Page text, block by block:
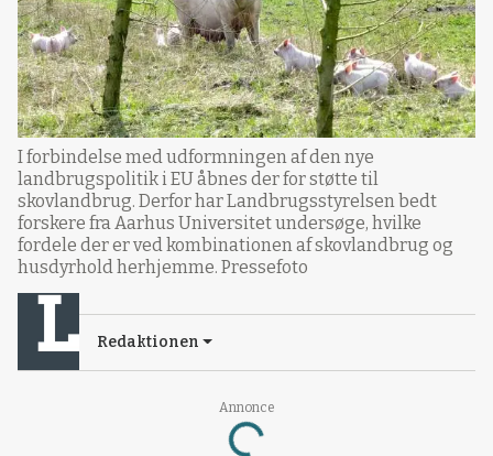
Annonce
Loading...
I forbindelse med udformningen af den nye
landbrugspolitik i EU åbnes der for støtte til
skovlandbrug. Derfor har Landbrugsstyrelsen bedt
forskere fra Aarhus Universitet undersøge, hvilke
fordele der er ved kombinationen af skovlandbrug og
husdyrhold herhjemme. Pressefoto
Redaktionen